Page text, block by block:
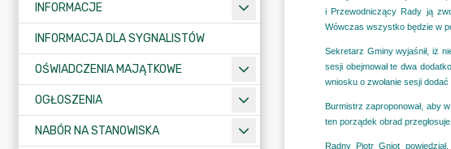
INFORMACJE
INFORMACJA DLA SYGNALISTÓW
OŚWIADCZENIA MAJĄTKOWE
OGŁOSZENIA
NABÓR NA STANOWISKA